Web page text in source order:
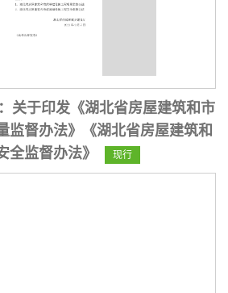
关于印发《湖北省房屋建筑和市
监督办法》《湖北省房屋建筑和
全监督办法》
现行